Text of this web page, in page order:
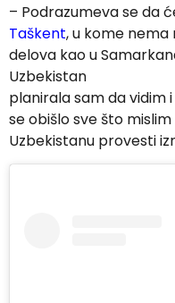
– Podrazumeva se da
Taškent, u kome
delova kao u
Uzbekistan
planirala sam da vidim
se obišlo sve što
Uzbekistanu provesti